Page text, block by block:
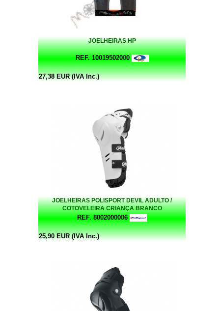
JOELHEIRAS HP
REF. 10019502000
27,38 EUR (IVA Inc.)
JOELHEIRAS POLISPORT DEVIL ADULTO /
COTOVELEIRA CRIANÇA BRANCO
REF. 8002000006
25,90 EUR (IVA Inc.)